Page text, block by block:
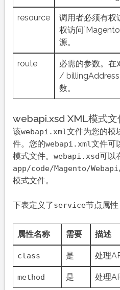
resource
调用者必须有权
权访问
源。
route
必需的参数。
/
数。
webapi.xsd XML模式文
该webapi.xml文件为您的模
件。您的webapi.xml文件可
模式文件。 webapi.xsd可以
app/code/Magento/
模式文件。
下表定义了service节点属性
属性名称 需要 描述
class 是 处理
method 是 处理